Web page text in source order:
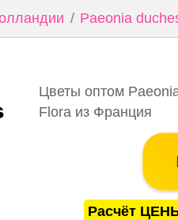
Paeonia
Цветы оптом
Flora из Франция
Расчёт